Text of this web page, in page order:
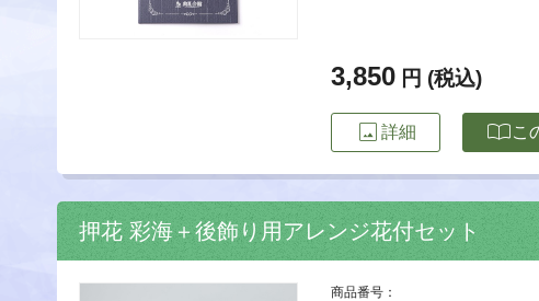
3,850 円 (税込)
image 詳細 import_contactsこ
押花 彩海＋後飾り用アレンジ花付セット
商品番号：